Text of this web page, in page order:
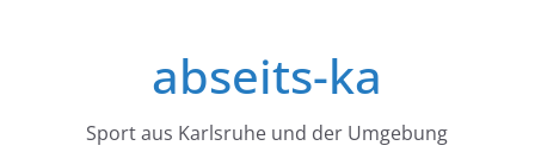
abseits-ka
Sport aus Karlsruhe und der Umgebung